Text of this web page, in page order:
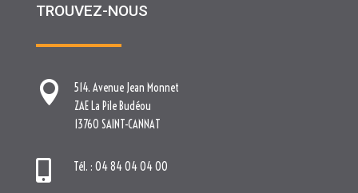
TROUVEZ-NOUS

514. Avenue Jean Monnet
ZAE La Pile Budéou
13760 SAINT-CANNAT
 Tél. : 04 84 04 04 00